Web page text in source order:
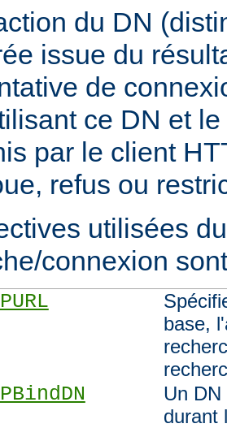
du DN
issue du
de
ce DN et
par le client
refus ou
utilisées
connexion
base,
Un
durant